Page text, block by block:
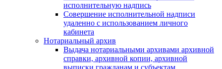
исполнительную надпись
Совершение исполнительной надписи
удаленно с использованием личного
кабинета
Нотариальный архив
Выдача нотариальными архивами архивной
справки, архивной копии, архивной
выписки гражданам и субъектам